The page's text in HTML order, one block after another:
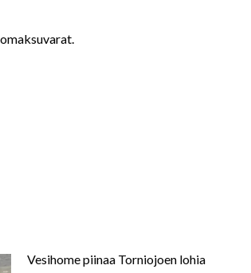
Vesihome piinaa Torniojoen lohia